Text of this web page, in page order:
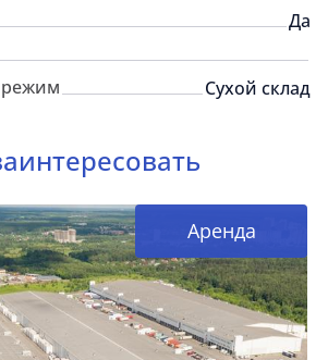
Да
Сухой склад
Аренда